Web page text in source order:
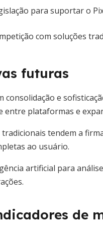
para suportar o
com soluções
futuras
consolidação e
entre plataformas e
tradicionais tendem a
ao usuário.
artificial para
de